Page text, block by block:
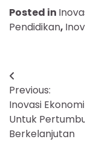
Posted in
Pendidikan,
Navigasi
pos
Previous:
Inovasi
Untuk
Berkelanjutan